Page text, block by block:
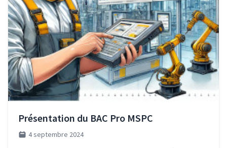
Présentation du BAC Pro MSPC
4 septembre 2024